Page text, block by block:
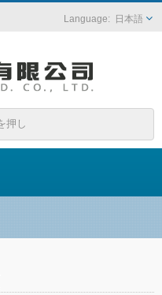
日本語